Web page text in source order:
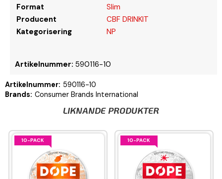
Format
Slim
Producent
CBF DRINKIT
Kategorisering
NP
Artikelnummer: 590116-10
Artikelnummer: 590116-10
Brands: Consumer Brands International
LIKNANDE PRODUKTER
10-PACK 10-PACK